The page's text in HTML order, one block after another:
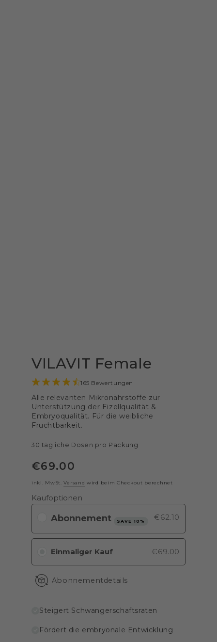
VILAVIT Female
165 Bewertungen
Alle relevanten Mikronährstoffe zur
Unterstützung der Eizellqualität &
Embryoqualität. Für die weibliche
Fruchtbarkeit.
30 tägliche Dosen pro Packung
Regulärer
Preis
€69.00
inkl. MwSt.Versand wird beim Checkout berechnet
Kaufoptionen
SAVE 10% €62.10
Einmaliger Kauf €69.00
Abonnementdetails
Steigert Schwangerschaftsraten
Fördert die embryonale Entwicklung